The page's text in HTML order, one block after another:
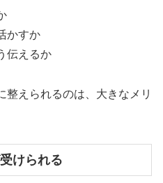
かすか
伝えるか
整えられるのは、大きなメリ
けられる